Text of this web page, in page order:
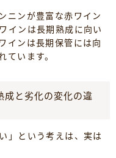
ニンが豊富な赤ワイン
インは長期熟成に向い
インは長期保管には向
ています。
成と劣化の変化の違
」という考えは、実は